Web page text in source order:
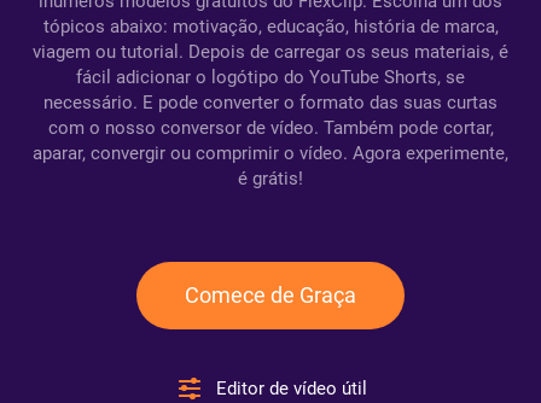
tópicos abaixo: motivação, educação, história de marca,
viagem ou tutorial. Depois de carregar os seus materiais, é
fácil adicionar o logótipo do YouTube Shorts, se
necessário. E pode converter o formato das suas curtas
com o nosso conversor de vídeo. Também pode cortar,
aparar, convergir ou comprimir o vídeo. Agora experimente,
é grátis!
Comece de Graça
Editor de vídeo útil